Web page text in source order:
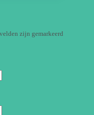
zijn gemarkeerd